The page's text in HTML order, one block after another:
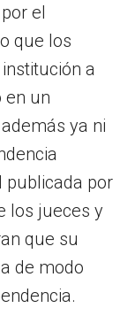
el
que los
a
en un
ya ni
publicada por
los jueces y
que su
de modo